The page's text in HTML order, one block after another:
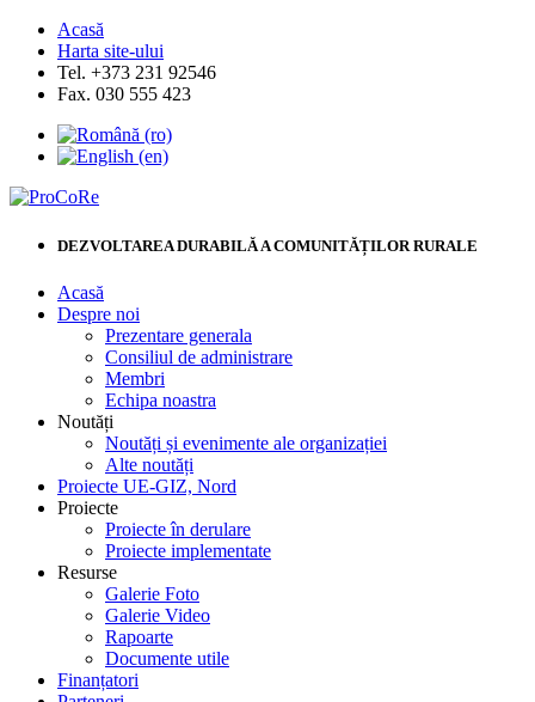
Acasă
Harta site-ului
Tel. +373 231 92546
Fax. 030 555 423
DEZVOLTAREA DURABILĂ A COMUNITĂȚILOR RURALE
Acasă
Despre noi
Prezentare generala
Consiliul de administrare
Membri
Echipa noastra
Noutăți
Noutăți și evenimente ale organizației
Alte noutăți
Proiecte UE-GIZ, Nord
Proiecte
Proiecte în derulare
Proiecte implementate
Resurse
Galerie Foto
Galerie Video
Rapoarte
Documente utile
Finanțatori